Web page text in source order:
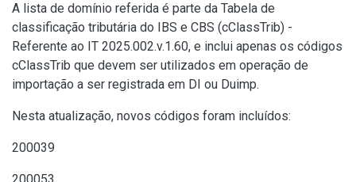
A lista de domínio referida é parte da Tabela de
classificação tributária do IBS e CBS (cClassTrib) -
Referente ao IT 2025.002.v.1.60, e inclui apenas os códigos
cClassTrib que devem ser utilizados em operação de
importação a ser registrada em DI ou Duimp.
Nesta atualização, novos códigos foram incluídos:
200039